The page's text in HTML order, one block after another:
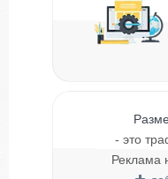
- это
Реклама